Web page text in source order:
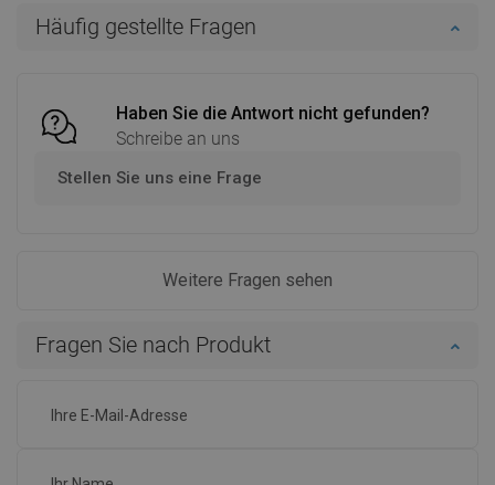
Häufig gestellte Fragen
Haben Sie die Antwort nicht gefunden?
Schreibe an uns
Stellen Sie uns eine Frage
Weitere Fragen sehen
Fragen Sie nach Produkt